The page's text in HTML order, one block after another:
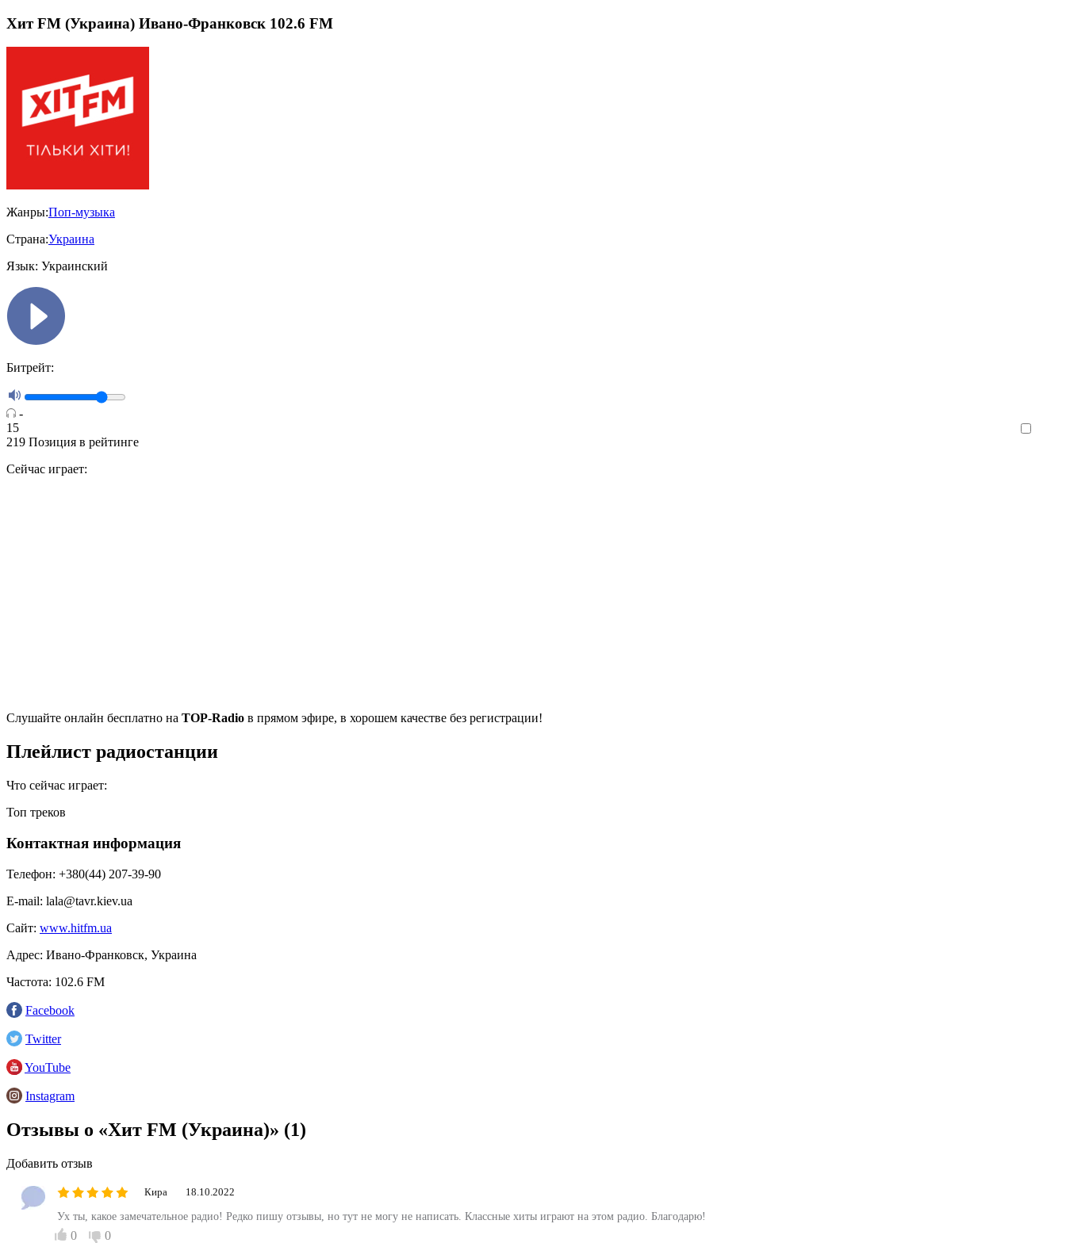
Хит FM (Украина) Ивано-Франковск 102.6 FM
Жанры:Поп-музыка
Страна:Украина
Язык: Украинский
Битрейт:
-
15
219 Позиция в рейтинге
Сейчас играет:
Cлушайте онлайн бесплатно на TOP-Radio в прямом эфире, в хорошем качестве без регистрации!
Плейлист радиостанции
Что сейчас играет:
Топ треков
Контактная информация
Телефон: +380(44) 207-39-90
E-mail: lala@tavr.kiev.ua
Сайт: www.hitfm.ua
Адрес: Ивано-Франковск, Украина
Частота: 102.6 FM
Facebook
Twitter
YouTube
Instagram
Отзывы о «Хит FM (Украина)» (1)
Добавить отзыв
Кира 18.10.2022
Ух ты, какое замечательное радио! Редко пишу отзывы, но тут не могу не написать. Классные хиты играют на этом радио. Благодарю!
0 0